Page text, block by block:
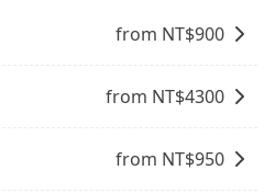
，不論從哪邊去哪裡（當然
市價7~8折提供專車到府服
最佳選擇。
from NT$900
from NT$4300
from NT$950